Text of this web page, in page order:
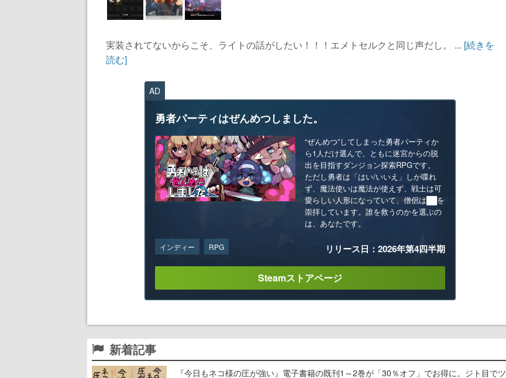
実装されてないからこそ、ライトの話がしたい！！！エメトセルクと同じ声だし。 ... [続きを
読む]
AD
勇者パーティはぜんめつしました。
“ぜんめつ”してしまった勇者パーティか
ら1人だけ選んで、ともに迷宮からの脱
出を目指すダンジョン探索RPGです。
ただし勇者は「はい/いいえ」しか喋れ
ず、魔法使いは魔法が使えず、戦士は可
愛らしい人形になっていて、僧侶は██を
崇拝しています。誰を救うのかを選ぶの
は、あなたです。
インディー RPG リリース日：2026年第4四半期
Steamストアページ
新着記事
『今日もネコ様の圧が強い』電子書籍の既刊1～2巻が「30％オフ」でお得に。ジト目でツ